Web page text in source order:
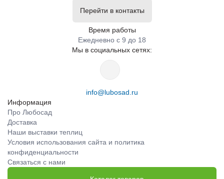
Перейти в контакты
Время работы
Ежедневно с 9 до 18
Мы в социальных сетях:
info@lubosad.ru
Информация
Про Любосад
Доставка
Наши выставки теплиц
Условия использования сайта и политика
конфиденциальности
Связаться с нами